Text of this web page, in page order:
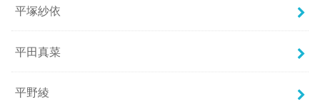
平塚紗依
平田真菜
平野綾